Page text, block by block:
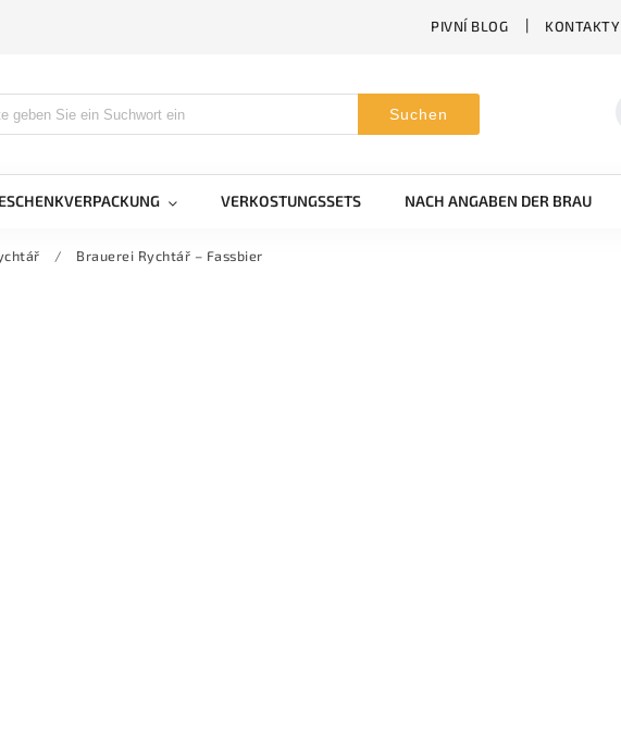
PIVNÍ BLOG KONTAKTY
Suchen
VERKOSTUNGSSETS NACH ANGABEN DER BRAUEREI
/ Brauerei Rychtář – Fassbier